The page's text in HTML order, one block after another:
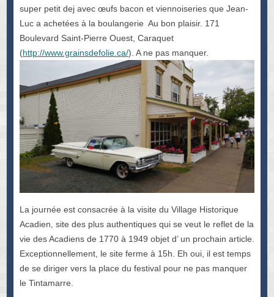
super petit dej avec œufs bacon et viennoiseries que Jean-
Luc a achetées à la boulangerie Au bon plaisir. 171
Boulevard Saint-Pierre Ouest, Caraquet
(http://www.grainsdefolie.ca/). A ne pas manquer.
La journée est consacrée à la visite du Village Historique
Acadien, site des plus authentiques qui se veut le reflet de la
vie des Acadiens de 1770 à 1949 objet d’ un prochain article.
Exceptionnellement, le site ferme à 15h. Eh oui, il est temps
de se diriger vers la place du festival pour ne pas manquer
le Tintamarre.